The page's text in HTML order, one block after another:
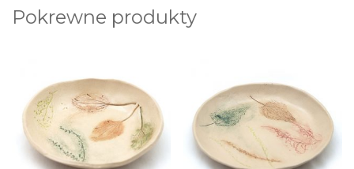
Pokrewne produkty